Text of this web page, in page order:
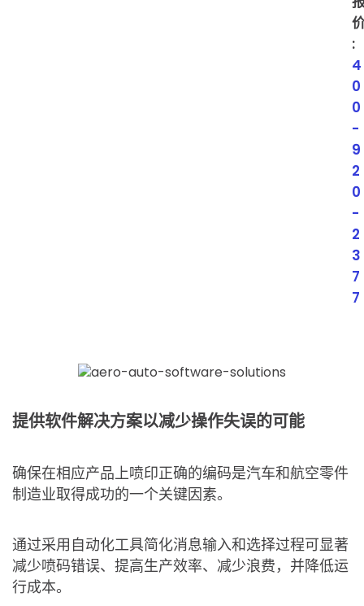
:
4
0
0
-
9
2
0
-
2
3
7
7
提供软件解决方案以减少操作失误的可能
确保在相应产品上喷印正确的编码是汽车和航空零件
制造业取得成功的一个关键因素。
通过采用自动化工具简化消息输入和选择过程可显著
减少喷码错误、提高生产效率、减少浪费，并降低运
行成本。